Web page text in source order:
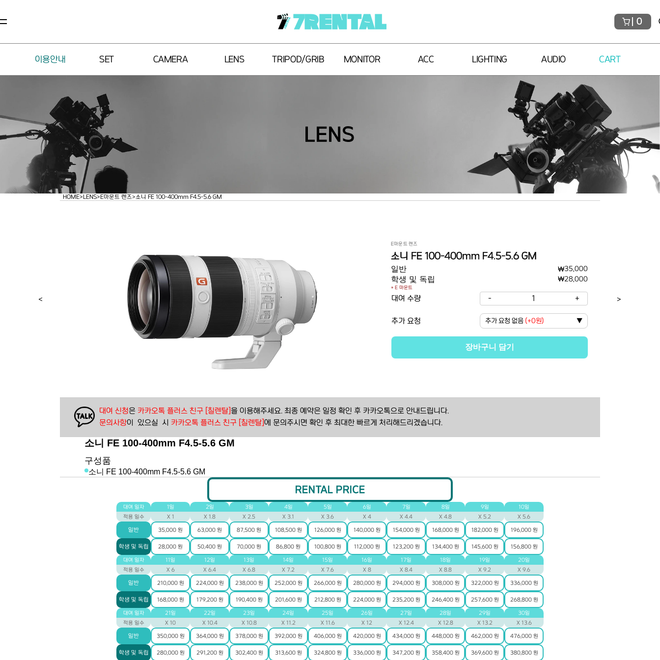
LENS
HOME>LENS>E마운트 렌즈>소니 FE 100-400mm F4.5-5.6 GM
<
E마운트 렌즈
소니 FE 100-400mm F4.5-5.6 GM
일반 ₩35,000
학생 및 독립 ₩28,000
* E 마운트
대여 수량 - 1 +
추가 요청 추가 요청 없음 (+0원) ▼
장바구니 담기
>
대여 신청은 카카오톡 플러스 친구 [칠렌탈]을 이용해주세요. 최종 예약은 일정 확인 후 카카오톡으로 안내드립니다.
문의사항이  있으실  시 카카오톡 플러스 친구 [칠렌탈]에 문의주시면 확인 후 최대한 빠르게 처리해드리겠습니다.
소니 FE 100-400mm F4.5-5.6 GM
구성품
소니 FE 100-400mm F4.5-5.6 GM
RENTAL PRICE
대여 일자
적용 일수
1일
X 1
2일
X 1.8
3일
X 2.5
4일
X 3.1
5일
X 3.6
6일
X 4
7일
X 4.4
8일
X 4.8
9일
X 5.2
10일
X 5.6
일반 35,000 원 63,000 원 87,500 원 108,500 원 126,000 원 140,000 원 154,000 원 168,000 원 182,000 원 196,000 원
학생 및 독립 28,000 원 50,400 원 70,000 원 86,800 원 100,800 원 112,000 원 123,200 원 134,400 원 145,600 원 156,800 원
대여 일자
적용 일수
11일
X 6
12일
X 6.4
13일
X 6.8
14일
X 7.2
15일
X 7.6
16일
X 8
17일
X 8.4
18일
X 8.8
19일
X 9.2
20일
X 9.6
일반 210,000 원 224,000 원 238,000 원 252,000 원 266,000 원 280,000 원 294,000 원 308,000 원 322,000 원 336,000 원
학생 및 독립 168,000 원 179,200 원 190,400 원 201,600 원 212,800 원 224,000 원 235,200 원 246,400 원 257,600 원 268,800 원
대여 일자
적용 일수
21일
X 10
22일
X 10.4
23일
X 10.8
24일
X 11.2
25일
X 11.6
26일
X 12
27일
X 12.4
28일
X 12.8
29일
X 13.2
30일
X 13.6
일반 350,000 원 364,000 원 378,000 원 392,000 원 406,000 원 420,000 원 434,000 원 448,000 원 462,000 원 476,000 원
학생 및 독립 280,000 원 291,200 원 302,400 원 313,600 원 324,800 원 336,000 원 347,200 원 358,400 원 369,600 원 380,800 원
7RENTAL 0
이용안내 SET CAMERA LENS TRIPOD/GRIB MONITOR ACC LIGHTING AUDIO CART